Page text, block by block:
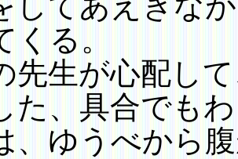
くる。
先生が心配し
た、具合でも
、ゆうべから